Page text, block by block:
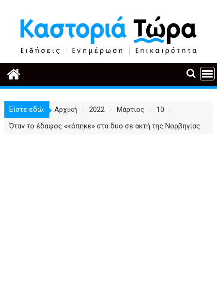
περιεχόμενο
Είστε εδώ: Αρχική 2022 Μάρτιος
10
Όταν το έδαφος «κόπηκε» στα δυο σε ακτή της Νορβηγίας